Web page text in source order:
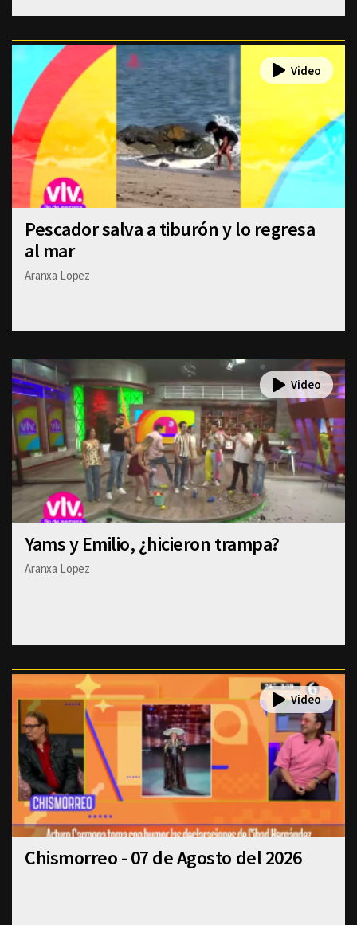
Pescador salva a tiburón y lo regresa
al mar
Aranxa Lopez
Yams y Emilio, ¿hicieron trampa?
Aranxa Lopez
Chismorreo - 07 de Agosto del 2026